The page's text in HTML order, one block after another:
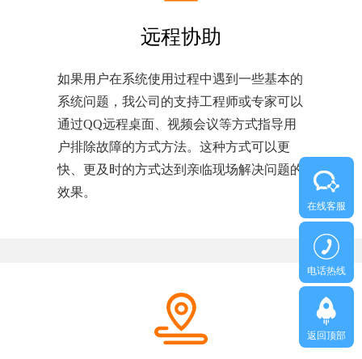
在线客服
电话热线
返回顶部
远程协助
如果用户在系统使用过程中遇到一些基本的
系统问题，我公司的支持工程师或专家可以
通过QQ远程桌面、视频会议等方式指导用
户排除故障的方式方法。这种方式可以更
快、更及时的方式达到亲临现场解决问题的
效果。